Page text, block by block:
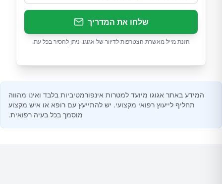
שלחו את המדריך
הזנת מייל מאשרת הצטרפות לדיוור של אגוגו. ניתן להסיר בכל עת.
המידע באתר אגוגו מיועד למטרות אינפורמטיביות בלבד ואינו מהווה
תחליף לייעוץ רפואי מקצועי. יש להתייעץ עם רופא או איש מקצוע
מוסמך בכל בעיה רפואית.